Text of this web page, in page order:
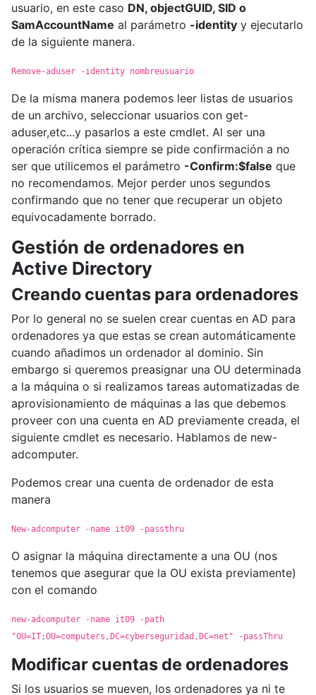
usuario, en este caso DN, objectGUID, SID o
SamAccountName al parámetro -identity y ejecutarlo
de la siguiente manera.
Remove-aduser -identity nombreusuario
De la misma manera podemos leer listas de usuarios
de un archivo, seleccionar usuarios con get-
aduser,etc...y pasarlos a este cmdlet. Al ser una
operación crítica siempre se pide confirmación a no
ser que utilicemos el parámetro -Confirm:$false que
no recomendamos. Mejor perder unos segundos
confirmando que no tener que recuperar un objeto
equivocadamente borrado.
Gestión de ordenadores en
Active Directory
Creando cuentas para ordenadores
Por lo general no se suelen crear cuentas en AD para
ordenadores ya que estas se crean automáticamente
cuando añadimos un ordenador al dominio. Sin
embargo si queremos preasignar una OU determinada
a la máquina o si realizamos tareas automatizadas de
aprovisionamiento de máquinas a las que debemos
proveer con una cuenta en AD previamente creada, el
siguiente cmdlet es necesario. Hablamos de new-
adcomputer.
Podemos crear una cuenta de ordenador de esta
manera
New-adcomputer -name it09 -passthru
O asignar la máquina directamente a una OU (nos
tenemos que asegurar que la OU exista previamente)
con el comando
new-adcomputer -name it09 -path
"OU=IT;OU=computers,DC=cyberseguridad,DC=net" -passThru
Modificar cuentas de ordenadores
Si los usuarios se mueven, los ordenadores ya ni te